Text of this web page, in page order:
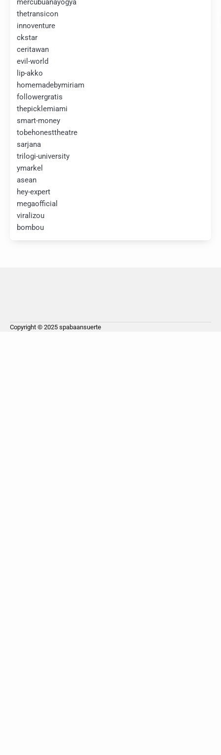
mercubuanayogya
thetransicon
innoventure
ckstar
ceritawan
evil-world
lip-akko
homemadebymiriam
followergratis
thepicklemiami
smart-money
tobehonesttheatre
sarjana
trilogi-university
ymarkel
asean
hey-expert
megaofficial
viralizou
bombou
Copyright © 2025 spabaansuerte